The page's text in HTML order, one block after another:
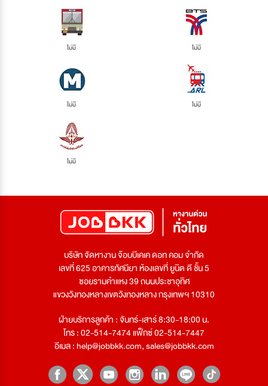
ไม่มี ไม่มี
ไม่มี ไม่มี
ไม่มี
บริษัท จัดหางาน จ๊อบบีเคเค ดอท คอม จำกัด
เลขที่ 625 อาคารทัศนียา ห้องเลขที่ ยูนิต ดี ชั้น 5
ซอยรามคำแหง 39 ถนนประชาอุทิศ
แขวงวังทองหลางเขตวังทองหลาง กรุงเทพฯ 10310
ฝ่ายบริการลูกค้า : จันทร์-เสาร์ 8:30-18:00 น.
โทร : 02-514-7474 แฟ็กซ์ 02-514-7447
อีเมล :help@jobbkk.com,sales@jobbkk.com